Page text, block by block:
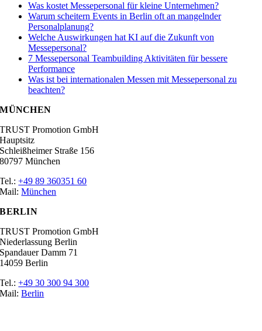
Was kostet Messepersonal für kleine Unternehmen?
Warum scheitern Events in Berlin oft an mangelnder
Personalplanung?
Welche Auswirkungen hat KI auf die Zukunft von
Messepersonal?
7 Messepersonal Teambuilding Aktivitäten für bessere
Performance
Was ist bei internationalen Messen mit Messepersonal zu
beachten?
MÜNCHEN
TRUST Promotion GmbH
Hauptsitz
Schleißheimer Straße 156
80797 München
Tel.:+49 89 360351 60
Mail:München
BERLIN
TRUST Promotion GmbH
Niederlassung Berlin
Spandauer Damm 71
14059 Berlin
Tel.:+49 30 300 94 300
Mail:Berlin